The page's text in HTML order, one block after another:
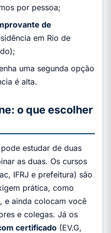
por pessoa;
de
em Rio de
uma segunda opção
é alta.
o que escolher
estudar de duas
as duas. Os cursos
IFRJ e prefeitura) são
prática, como
e ainda colocam você
e colegas. Já os
certificado (EV.G,